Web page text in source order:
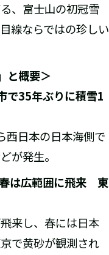
、富士山の初冠雪
線ならではの珍しい
と概要＞
で35年ぶりに積雪1
西日本の日本海側で
が発生。
は広範囲に飛来 東
来し、春には日本
で黄砂が観測され